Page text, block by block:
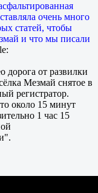
очень много
статей, чтобы
и что мы писали
дорога от развилки
Мезмай снятое в
регистратор.
около 15 минут
1 час 15